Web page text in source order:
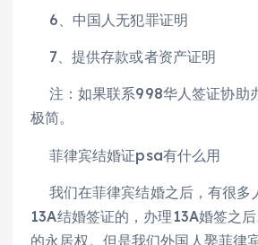
6、中国人无犯罪证明
7、提供存款或者资产证明
注：如果联系998华人签证协助
极简。
菲律宾结婚证psa有什么用
我们在菲律宾结婚之后，有很多
13A结婚签证的，办理13A婚签之
的永居权。但是我们外国人娶菲律